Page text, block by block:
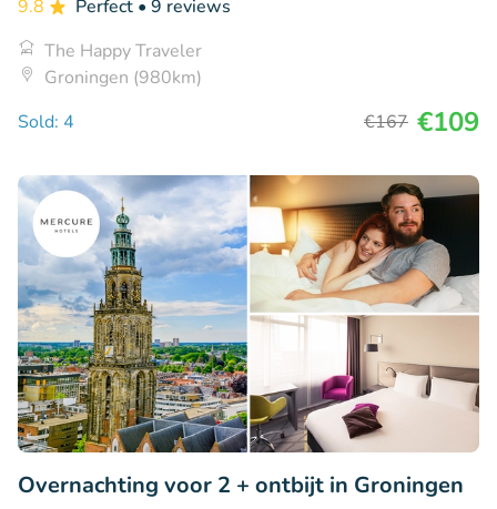
9.8 Perfect • 9 reviews
The Happy Traveler
Groningen (980km)
Sold: 4
€167 €109
Overnachting voor 2 + ontbijt in Groningen